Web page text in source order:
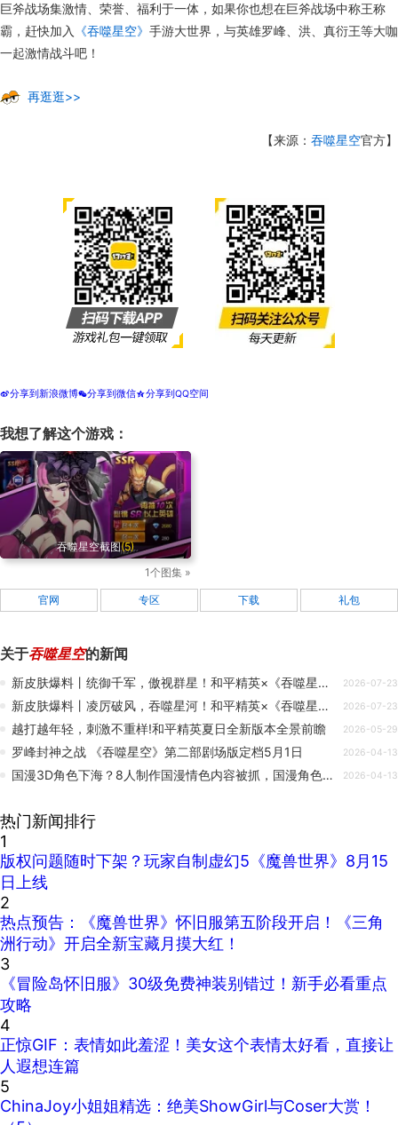
巨斧战场集激情、荣誉、福利于一体，如果你也想在巨斧战场中称王称
霸，赶快加入 《吞噬星空》 手游大世界，与英雄罗峰、洪、真衍王等大咖
一起激情战斗吧！
再逛逛>>
【来源： 吞噬星空官方】
t分享到新浪微博w分享到微信z分享到QQ空间
我想了解这个游戏：
吞噬星空截图(5)
1个图集 »
官网 专区 下载 礼包
关于吞噬星空的新闻
新皮肤爆料丨统御千军，傲视群星！和平精英×《吞噬星空》跨界联动角色-【吞噬星空 九皇女】将于7月24日上线！（文末有奖） 2026-07-23
新皮肤爆料丨凌厉破风，吞噬星河！和平精英×《吞噬星空》跨界联动系列载具-【万象星河】将于7月24日上线 2026-07-23
越打越年轻，刺激不重样!和平精英夏日全新版本全景前瞻 2026-05-29
罗峰封神之战 《吞噬星空》第二部剧场版定档5月1日 2026-04-13
国漫3D角色下海？8人制作国漫情色内容被抓，国漫角色不容亵渎！ 2026-04-13
热门新闻排行
1
版权问题随时下架？玩家自制虚幻5《魔兽世界》8月15
日上线
2
热点预告：《魔兽世界》怀旧服第五阶段开启！《三角
洲行动》开启全新宝藏月摸大红！
3
《冒险岛怀旧服》30级免费神装别错过！新手必看重点
攻略
4
正惊GIF：表情如此羞涩！美女这个表情太好看，直接让
人遐想连篇
5
ChinaJoy小姐姐精选：绝美ShowGirl与Coser大赏！